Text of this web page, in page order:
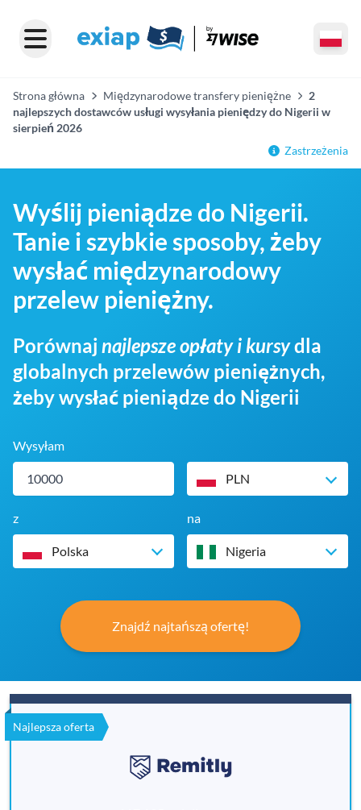
Strona główna Międzynarodowe transfery pieniężne
2
najlepszych dostawców usługi wysyłania pieniędzy do Nigerii w
sierpień 2026
Zastrzeżenia
Wyślij pieniądze do Nigerii.
Tanie i szybkie sposoby, żeby
wysłać międzynarodowy
przelew pieniężny.
Porównaj najlepsze opłaty i kursydla
globalnych przelewów pieniężnych,
żeby wysłać pieniądze do Nigerii
Wysyłam
PLN
z
Polska
na
Nigeria
Znajdź najtańszą ofertę!
Najlepsza oferta